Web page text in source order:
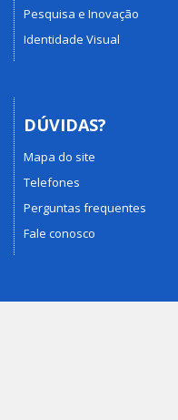
Pesquisa e Inovação
Identidade Visual
DÚVIDAS?
Mapa do site
Telefones
Perguntas frequentes
Fale conosco